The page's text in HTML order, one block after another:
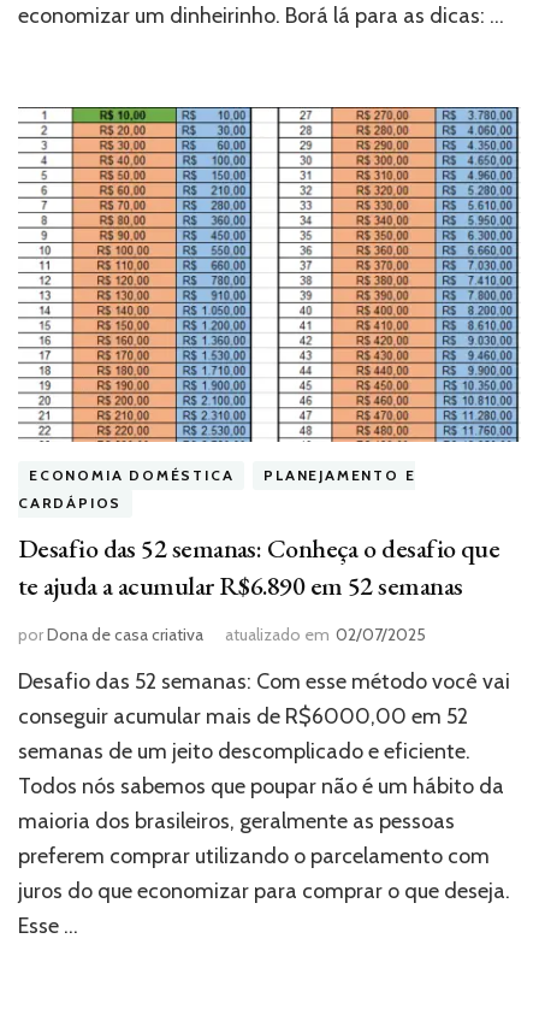
economizar um dinheirinho. Borá lá para as dicas: …
ECONOMIA DOMÉSTICA
PLANEJAMENTO E
CARDÁPIOS
Desafio das 52 semanas: Conheça o desafio que
te ajuda a acumular R$6.890 em 52 semanas
porDona de casa criativa atualizado em 02/07/2025
Desafio das 52 semanas: Com esse método você vai
conseguir acumular mais de R$6000,00 em 52
semanas de um jeito descomplicado e eficiente.
Todos nós sabemos que poupar não é um hábito da
maioria dos brasileiros, geralmente as pessoas
preferem comprar utilizando o parcelamento com
juros do que economizar para comprar o que deseja.
Esse …